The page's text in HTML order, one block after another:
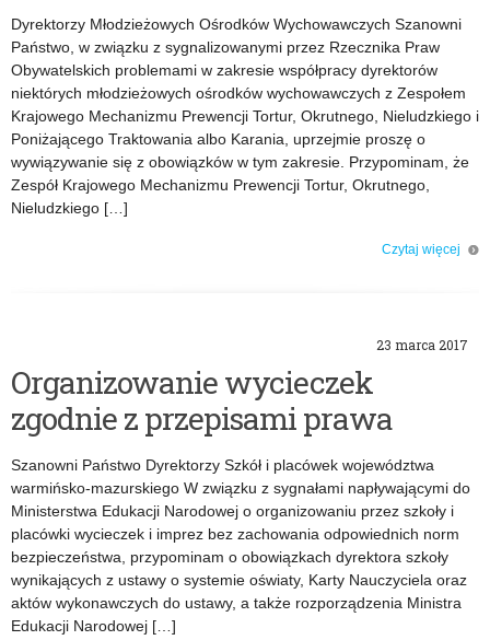
Dyrektorzy Młodzieżowych Ośrodków Wychowawczych Szanowni
Państwo, w związku z sygnalizowanymi przez Rzecznika Praw
Obywatelskich problemami w zakresie współpracy dyrektorów
niektórych młodzieżowych ośrodków wychowawczych z Zespołem
Krajowego Mechanizmu Prewencji Tortur, Okrutnego, Nieludzkiego i
Poniżającego Traktowania albo Karania, uprzejmie proszę o
wywiązywanie się z obowiązków w tym zakresie. Przypominam, że
Zespół Krajowego Mechanizmu Prewencji Tortur, Okrutnego,
Nieludzkiego […]
Czytaj więcej
23 marca 2017
Organizowanie wycieczek
zgodnie z przepisami prawa
Szanowni Państwo Dyrektorzy Szkół i placówek województwa
warmińsko-mazurskiego W związku z sygnałami napływającymi do
Ministerstwa Edukacji Narodowej o organizowaniu przez szkoły i
placówki wycieczek i imprez bez zachowania odpowiednich norm
bezpieczeństwa, przypominam o obowiązkach dyrektora szkoły
wynikających z ustawy o systemie oświaty, Karty Nauczyciela oraz
aktów wykonawczych do ustawy, a także rozporządzenia Ministra
Edukacji Narodowej […]